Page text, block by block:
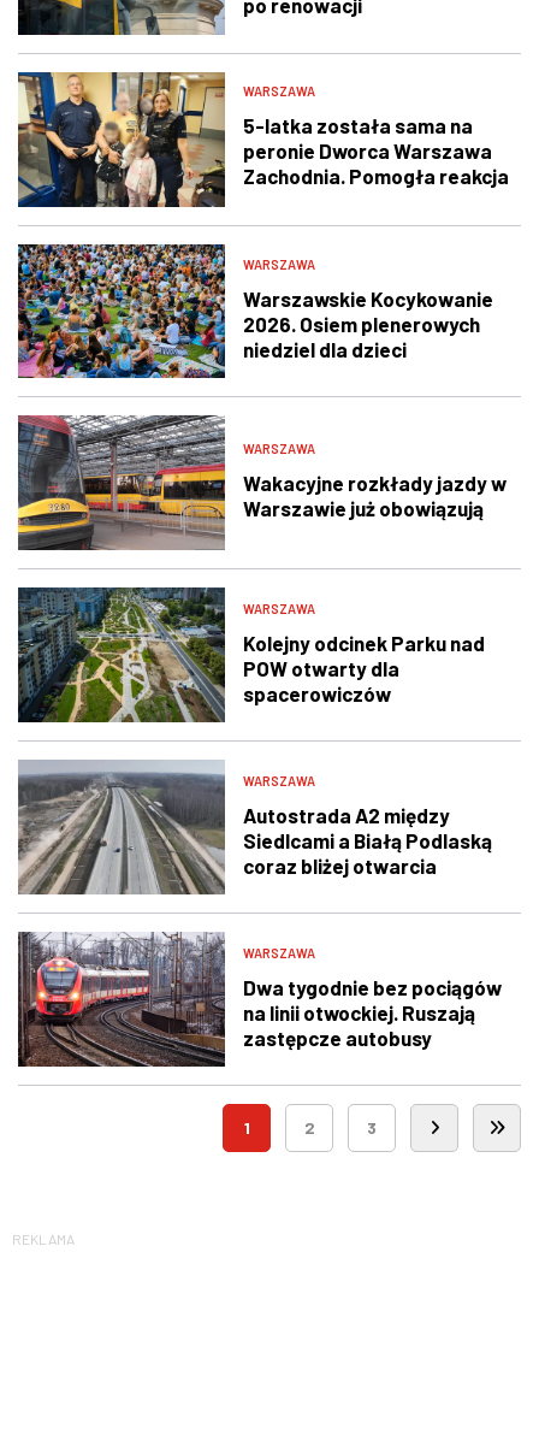
po renowacji
WARSZAWA
5-latka została sama na
peronie Dworca Warszawa
Zachodnia. Pomogła reakcja
WARSZAWA
Warszawskie Kocykowanie
2026. Osiem plenerowych
niedziel dla dzieci
WARSZAWA
Wakacyjne rozkłady jazdy w
Warszawie już obowiązują
WARSZAWA
Kolejny odcinek Parku nad
POW otwarty dla
spacerowiczów
WARSZAWA
Autostrada A2 między
Siedlcami a Białą Podlaską
coraz bliżej otwarcia
WARSZAWA
Dwa tygodnie bez pociągów
na linii otwockiej. Ruszają
zastępcze autobusy
1 2 3
REKLAMA